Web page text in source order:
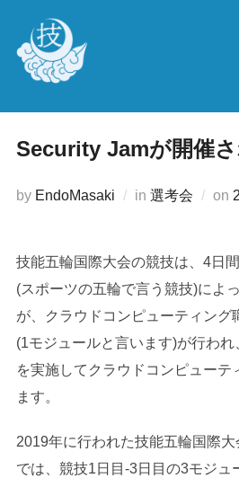
ツ
Security Jamが開催
by EndoMasaki in 選考会 on
技能五輪国際大会の競技は、4日
(スポーツの五輪で言う競技)によ
が、クラウドコンピューティング
(1モジュールと言います)が行わ
を実施してクラウドコンピューテ
ます。
2019年に行われた技能五輪国際
では、競技1日目-3日目の3モジュ